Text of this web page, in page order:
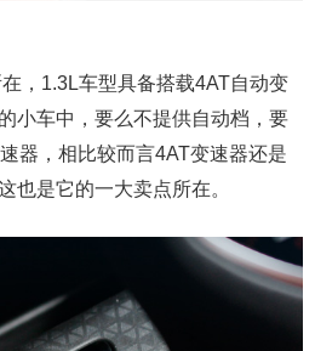
，1.3L车型具备搭载4AT自动变
小车中，要么不提供自动档，要
器，相比较而言4AT变速器还是
也是它的一大卖点所在。